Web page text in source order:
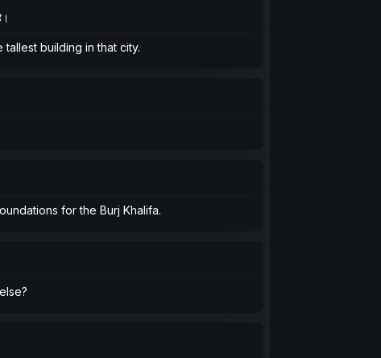
building in that city.
for the Burj Khalifa.